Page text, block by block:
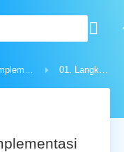
Implementasi 01. Langkah mudah implementasi CATAPA Payroll dengan Pengaturan Awal (Initial Setup)